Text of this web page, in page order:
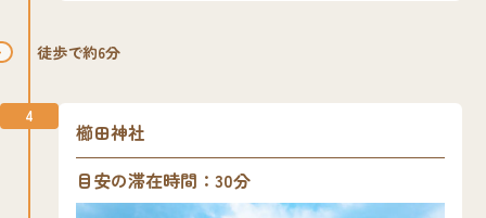
ススメ！
徒歩で約6分
4
櫛田神社
目安の滞在時間：30分